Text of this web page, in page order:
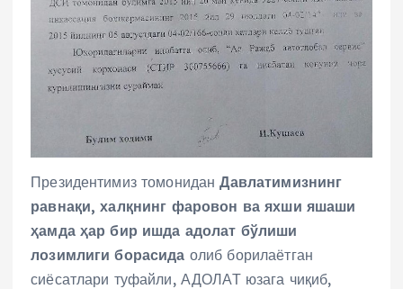
Президентимиз томониданДавлатимизнинг
равнақи, халқнинг фаровон ва яхши яшаши
ҳамда ҳар бир ишда адолат бўлиши
лозимлиги борасида олиб борилаётган
сиёсатлари туфайли, АДОЛАТ юзага чиқиб,